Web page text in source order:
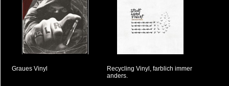
Graues Vinyl
Recycling Vinyl, farblich immer
anders.